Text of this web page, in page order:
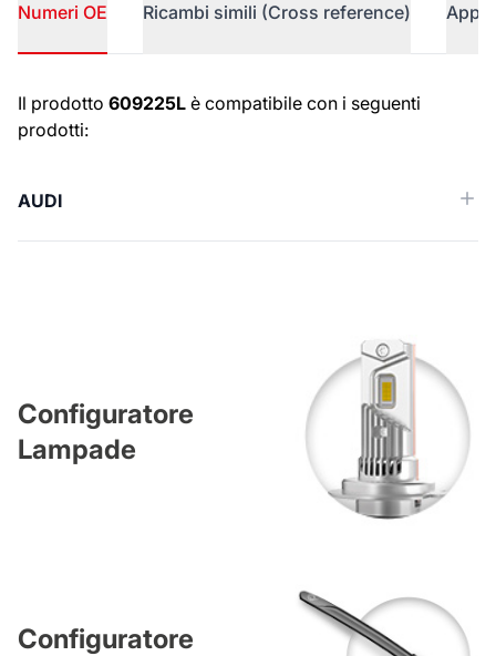
Numeri OE Ricambi simili (Cross reference)
Numeri OE
Il prodotto 609225L è compatibile con i seguenti
prodotti:
AUDI
Configuratore
Lampade
Configuratore